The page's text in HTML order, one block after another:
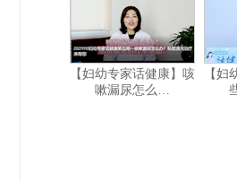
【妇幼专家话健康】咳
嗽漏尿怎么…
【妇